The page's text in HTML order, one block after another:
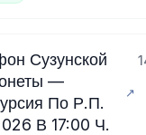
Сузунской
—
По Р.П.
В 17:00 Ч.